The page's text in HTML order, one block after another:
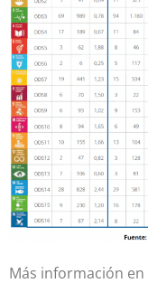
Más información en